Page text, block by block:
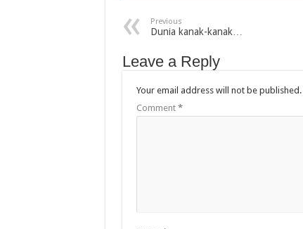
Previous
Dunia kanak-kanak…
Leave a Reply
Your email address will not be published.
Comment *